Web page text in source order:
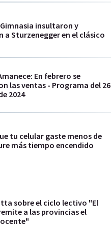
insultaron y
a Sturzenegger en el clásico
En febrero se
las ventas - Programa del 26
2024
tu celular gaste menos de
más tiempo encendido
sobre el ciclo lectivo "El
a las provincias el